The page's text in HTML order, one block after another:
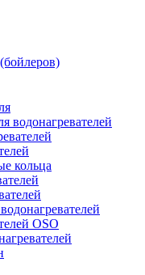
водонагревателей
кольца
OSO